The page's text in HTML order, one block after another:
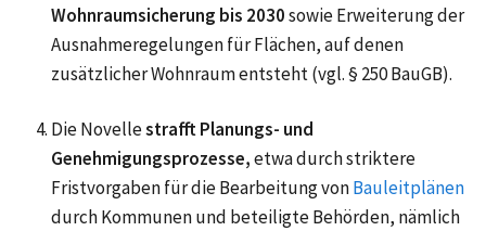
Wohnraumsicherung bis 2030sowie Erweiterung der
Ausnahmeregelungen für Flächen, auf denen
zusätzlicher Wohnraum entsteht (vgl. § 250 BauGB).
Die Novellestrafft Planungs- und
Genehmigungsprozesse,etwa durch striktere
Fristvorgaben für die Bearbeitung vonBauleitplänen
durch Kommunen und beteiligte Behörden, nämlich